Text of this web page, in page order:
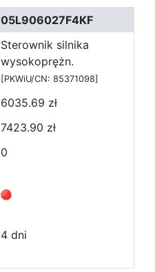
05L906027F4KF
Sterownik silnika
wysokoprężn.
[PKWiU/CN: 85371098]
6035.69 zł
7423.90 zł
0
4 dni